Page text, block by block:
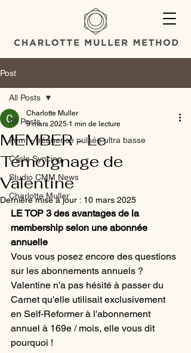
Post
All Posts
Pemf - fréquence pulsée ultra basse
Cycle Syncing
Studio CMM News
Charlotte Muller
All Posts
MEMBER - Le
Témoignage de
Valentine
Charlotte Muller
9 mars 2025 1 min de lecture
Dernière mise à jour : 10 mars 2025
LE TOP 3 des avantages de la
membership selon une abonnée
annuelle
Vous vous posez encore des questions
sur les abonnements annuels ?
Valentine n'a pas hésité à passer du
Carnet qu'elle utilisait exclusivement
en Self-Reformer à l'abonnement
annuel à 169e / mois, elle vous dit
pourquoi !